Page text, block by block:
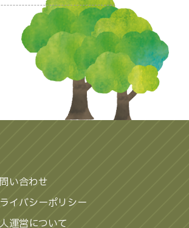
い合わせ
イバシーポリシー
運営について